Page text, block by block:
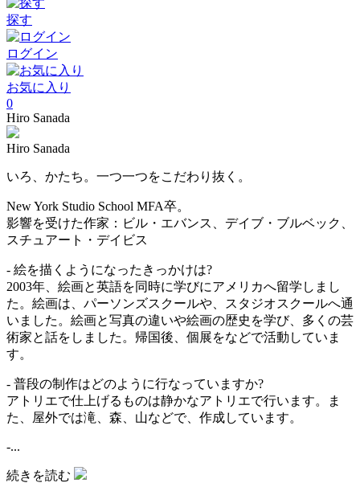
探す
ログイン
お気に入り
0
Hiro Sanada
Hiro Sanada
いろ、かたち。一つ一つをこだわり抜く。
New York Studio School MFA卒。
影響を受けた作家：ビル・エバンス、デイブ・ブルベック、
スチュアート・デイビス
- 絵を描くようになったきっかけは?
2003年、絵画と英語を同時に学びにアメリカへ留学しまし
た。絵画は、パーソンズスクールや、スタジオスクールへ通
いました。絵画と写真の違いや絵画の歴史を学び、多くの芸
術家と話をしました。帰国後、個展をなどで活動していま
す。
- 普段の制作はどのように行なっていますか?
アトリエで仕上げるものは静かなアトリエで行います。ま
た、屋外では滝、森、山などで、作成しています。
-...
続きを読む